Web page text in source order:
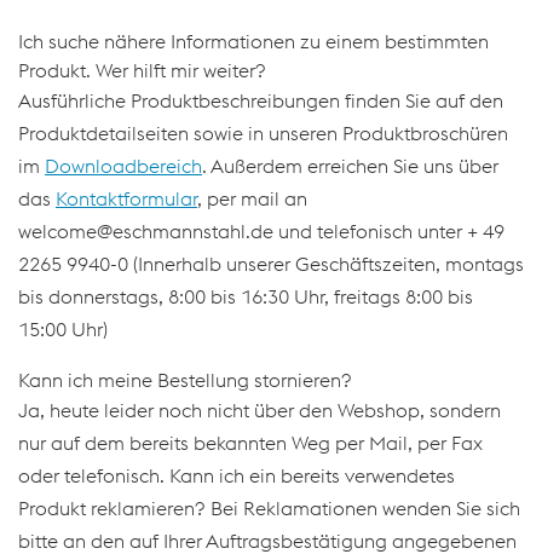
Ich suche nähere Informationen zu einem bestimmten
Produkt. Wer hilft mir weiter?
Ausführliche Produktbeschreibungen finden Sie auf den
Produktdetailseiten sowie in unseren Produktbroschüren
im Downloadbereich. Außerdem erreichen Sie uns über
das Kontaktformular, per mail an
welcome@eschmannstahl.de und telefonisch unter + 49
2265 9940-0 (Innerhalb unserer Geschäftszeiten, montags
bis donnerstags, 8:00 bis 16:30 Uhr, freitags 8:00 bis
15:00 Uhr)
Kann ich meine Bestellung stornieren?
Ja, heute leider noch nicht über den Webshop, sondern
nur auf dem bereits bekannten Weg per Mail, per Fax
oder telefonisch. Kann ich ein bereits verwendetes
Produkt reklamieren? Bei Reklamationen wenden Sie sich
bitte an den auf Ihrer Auftragsbestätigung angegebenen